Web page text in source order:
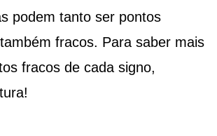
podem tanto ser pontos
fracos. Para saber mais
fracos de cada signo,